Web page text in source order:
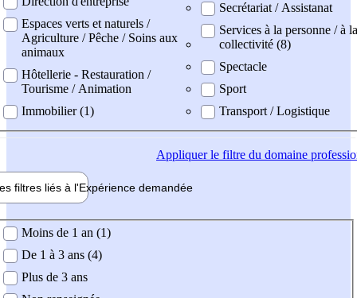
Espaces verts et naturels /
Agriculture / Pêche / Soins aux
animaux
Hôtellerie - Restauration /
Tourisme / Animation
Immobilier (1)
Secrétariat / Assistanat
Services à la personne / à la
collectivité (8)
Spectacle
Sport
Transport / Logistique
Appliquerle filtre du domaine
filtres liés à l'Expérience demandée
demandée
Moins de 1 an (1)
De 1 à 3 ans (4)
Plus de 3 ans